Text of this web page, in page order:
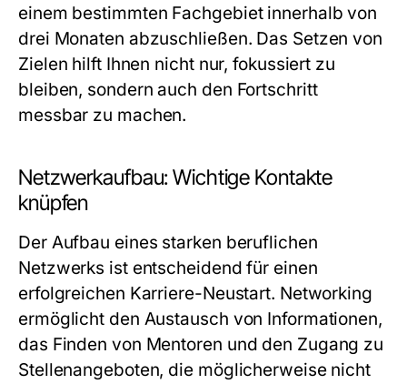
einem bestimmten Fachgebiet innerhalb von
drei Monaten abzuschließen. Das Setzen von
Zielen hilft Ihnen nicht nur, fokussiert zu
bleiben, sondern auch den Fortschritt
messbar zu machen.
Netzwerkaufbau: Wichtige Kontakte
knüpfen
Der Aufbau eines starken beruflichen
Netzwerks ist entscheidend für einen
erfolgreichen Karriere-Neustart. Networking
ermöglicht den Austausch von Informationen,
das Finden von Mentoren und den Zugang zu
Stellenangeboten, die möglicherweise nicht